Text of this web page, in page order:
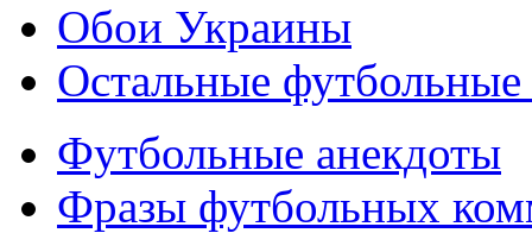
Обои Украины
Остальные
Футбольные анекдоты
Фразы футбольных